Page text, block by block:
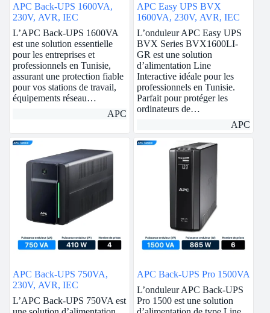
APC Back-UPS 1600VA,
230V, AVR, IEC
L’APC Back-UPS 1600VA
est une solution essentielle
pour les entreprises et
professionnels en Tunisie,
assurant une protection fiable
pour vos stations de travail,
équipements réseau…
APC
APC Easy UPS BVX
1600VA, 230V, AVR, IEC
L’onduleur APC Easy UPS
BVX Series BVX1600LI-
GR est une solution
d’alimentation Line
Interactive idéale pour les
professionnels en Tunisie.
Parfait pour protéger les
ordinateurs de…
APC
APC Back-UPS 750VA,
230V, AVR, IEC
L’APC Back-UPS 750VA est
APC Back-UPS Pro 1500VA
L’onduleur APC Back-UPS
Pro 1500 est une solution